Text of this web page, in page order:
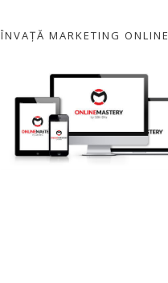
ÎNVAȚĂ MARKETING ONLINE